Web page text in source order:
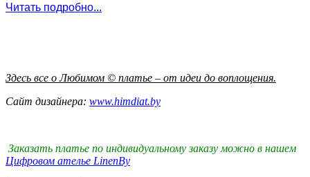
Читать подробно...
Здесь все о Любимом © платье – от идеи до воплощения.
Сайт дизайнера: www.himdiat.by
Заказать платье по индивидуальному заказу можно в нашем
Цифровом ателье LinenBy